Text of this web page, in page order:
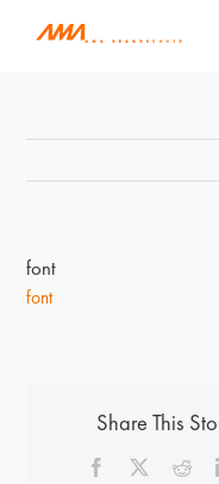
Inhalt
font
font
Share This
Facebook